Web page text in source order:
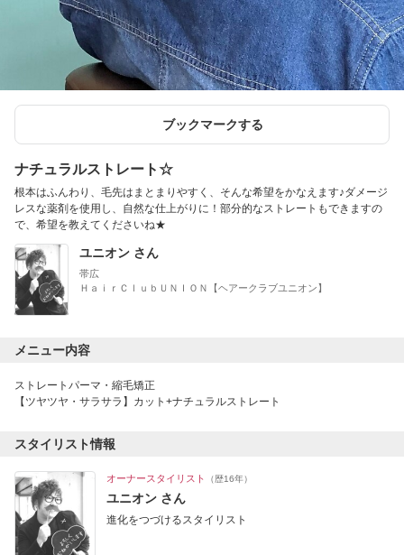
ブックマークする
ナチュラルストレート☆
根本はふんわり、毛先はまとまりやすく、そんな希望をかなえます♪ダメージ
レスな薬剤を使用し、自然な仕上がりに！部分的なストレートもできますの
で、希望を教えてくださいね★
ユニオン さん
帯広
ＨａｉｒＣｌｕｂＵＮＩＯＮ【ヘアークラブユニオン】
メニュー内容
ストレートパーマ・縮毛矯正
【ツヤツヤ・サラサラ】カット+ナチュラルストレート
スタイリスト情報
オーナースタイリスト （歴16年）
ユニオン さん
進化をつづけるスタイリスト